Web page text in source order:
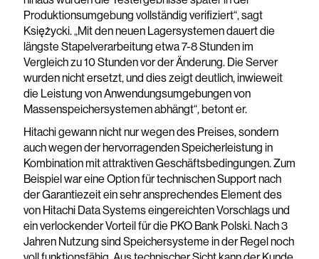
Produktionsumgebung vollständig verifiziert“, sagt
Księżycki. „Mit den neuen Lagersystemen dauert die
längste Stapelverarbeitung etwa 7-8 Stunden im
Vergleich zu 10 Stunden vor der Änderung. Die Server
wurden nicht ersetzt, und dies zeigt deutlich, inwieweit
die Leistung von Anwendungsumgebungen von
Massenspeichersystemen abhängt“, betont er.
Hitachi gewann nicht nur wegen des Preises, sondern
auch wegen der hervorragenden Speicherleistung in
Kombination mit attraktiven Geschäftsbedingungen. Zum
Beispiel war eine Option für technischen Support nach
der Garantiezeit ein sehr ansprechendes Element des
von Hitachi Data Systems eingereichten Vorschlags und
ein verlockender Vorteil für die PKO Bank Polski. Nach 3
Jahren Nutzung sind Speichersysteme in der Regel noch